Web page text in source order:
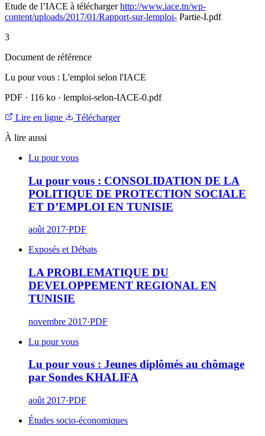
Etude de l’IACE à téléchargerhttp://www.iace.tn/wp-
content/uploads/2017/01/Rapport-sur-lemploi- Partie-I.pdf
3
Document de référence
Lu pour vous : L'emploi selon l'IACE
PDF · 116 ko · lemploi-selon-IACE-0.pdf
Lire en ligne
Télécharger
À lire aussi
Lu pour vous
Lu pour vous : CONSOLIDATION DE LA
POLITIQUE DE PROTECTION SOCIALE
ET D’EMPLOI EN TUNISIE
août 2017·PDF
Exposés et Débats
LA PROBLEMATIQUE DU
DEVELOPPEMENT REGIONAL EN
TUNISIE
novembre 2017·PDF
Lu pour vous
Lu pour vous : Jeunes diplômés au chômage
par Sondes KHALIFA
août 2017·PDF
Études socio-économiques